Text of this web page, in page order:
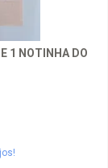
1 NOTINHA DO